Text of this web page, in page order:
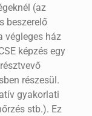
(az
beszerelő
végleges ház
képzés egy
részesül.
gyakorlati
stb.). Ez